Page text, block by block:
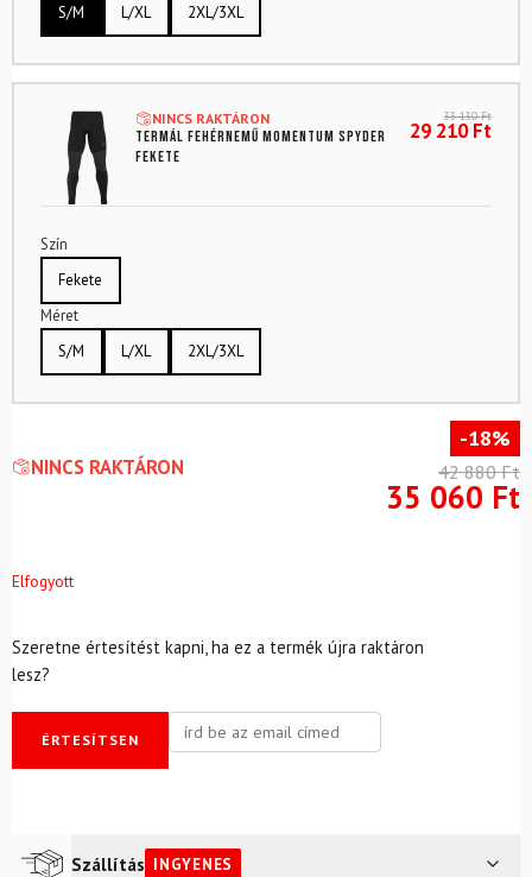
S/M
L/XL 2XL/3XL
NINCS RAKTÁRON
Termál fehérnemű Momentum SPYDER
Fekete
33 130Ft
29 210Ft
Szín
Fekete
Méret
S/M
L/XL 2XL/3XL
NINCS RAKTÁRON
-18%
42 880Ft
35 060 Ft
Elfogyott
Szeretne értesítést kapni, ha ez a termék újra raktáron
lesz?
ÉRTESÍTSEN
Szállítás INGYENES